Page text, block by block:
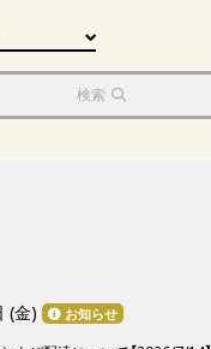
検索
(金) お知らせ